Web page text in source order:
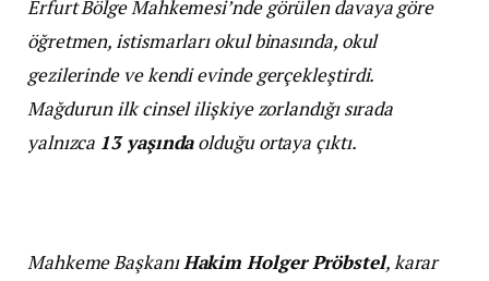
Erfurt Bölge Mahkemesi’nde görülen davaya göre
öğretmen, istismarları okul binasında, okul
gezilerinde ve kendi evinde gerçekleştirdi.
Mağdurun ilk cinsel ilişkiye zorlandığı sırada
yalnızca 13 yaşındaolduğu ortaya çıktı.
Mahkeme Başkanı Hakim Holger Pröbstel, karar